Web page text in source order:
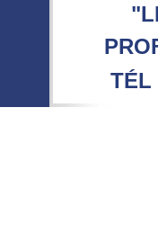
TÉL